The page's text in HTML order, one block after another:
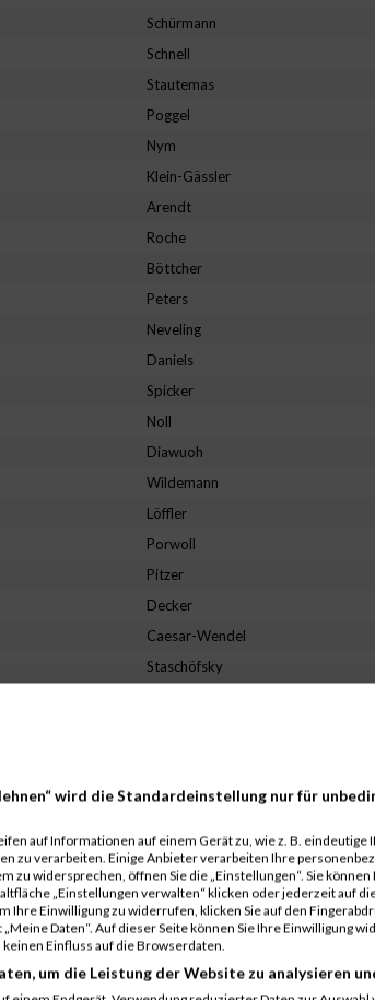
Schürmann
Schnell
Stautemas
Poggel
Nym
Klein-Gässler
Arendt
Roche
Böttcher
Peters
Neveling
Daniels
Spicker
Noll
Diawuoh
Wildemann
Löffler
Porwoll
Pitzer
Decker
Caesar-Wendel
Staschöfsky
Hermann
Lehmbruck
Eim
Flügge
Voß
Halberstadt
wird die Standardeinstellung nur für
auf Informationen auf einem Gerät zu, wie z. B. eindeutige
zu verarbeiten. Einige Anbieter verarbeiten Ihre
zu widersprechen, öffnen Sie die „Einstellungen“. Sie
„Einstellungen verwalten“ klicken oder jederzeit auf
Ihre Einwilligung zu widerrufen, klicken Sie auf den
Daten“. Auf dieser Seite können Sie Ihre Einwilligung
Einfluss auf die Browserdaten.
um die Leistung der Website zu analysieren